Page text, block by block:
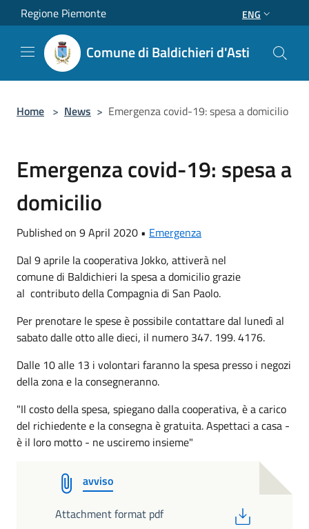
Salta al contenuto principale
Regione Piemonte ENG
Comune di Baldichieri d'Asti
Home > News > Emergenza covid-19: spesa a domicilio
Emergenza covid-19: spesa a
domicilio
Published on 9 April 2020 • Emergenza
Dal 9 aprile la cooperativa Jokko, attiverà nel
comune di Baldichieri la spesa a domicilio grazie
al contributo della Compagnia di San Paolo.
Per prenotare le spese è possibile contattare dal lunedì al
sabato dalle otto alle dieci, il numero 347. 199. 4176.
Dalle 10 alle 13 i volontari faranno la spesa presso i negozi
della zona e la consegneranno.
"Il costo della spesa, spiegano dalla cooperativa, è a carico
del richiedente e la consegna è gratuita. Aspettaci a casa -
è il loro motto - ne usciremo insieme"
avviso
Attachment format pdf